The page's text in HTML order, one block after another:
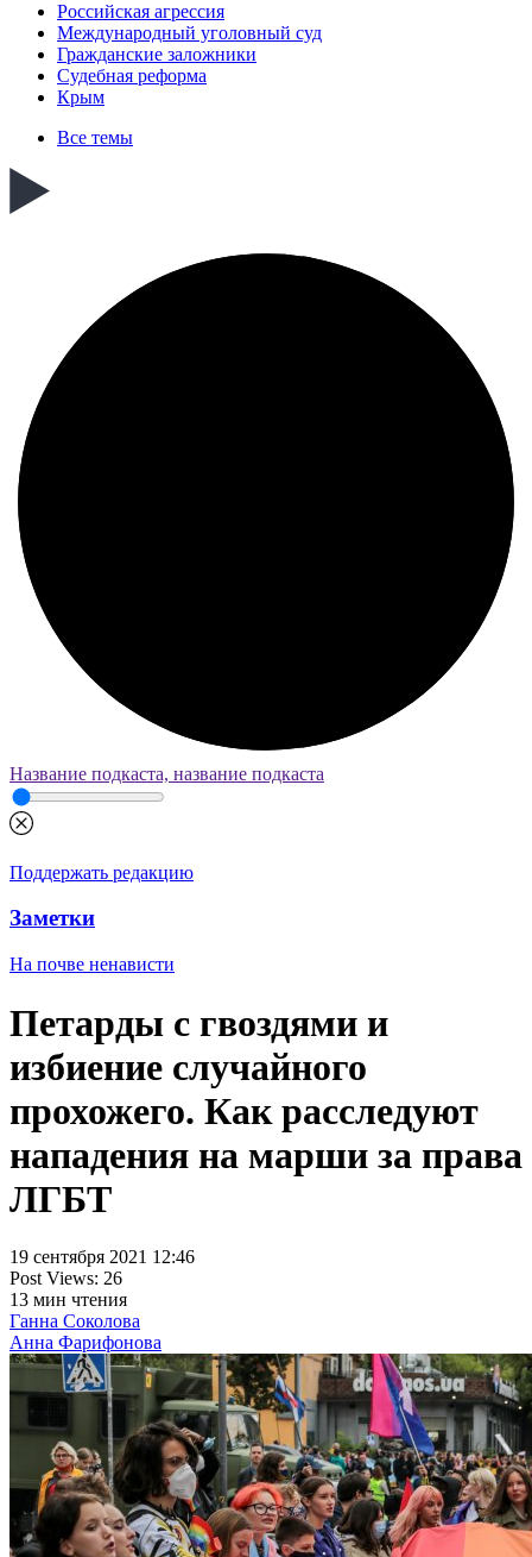
Российская агрессия
Международный уголовный суд
Гражданские заложники
Судебная реформа
Крым
Все темы
Название подкаста, название подкаста
Поддержать редакцию
Заметки
На почве ненависти
Петарды с гвоздями и
избиение случайного
прохожего. Как расследуют
нападения на марши за права
ЛГБТ
19 сентября 2021 12:46
Post Views: 26
13 мин чтения
Ганна Соколова
Анна Фарифонова